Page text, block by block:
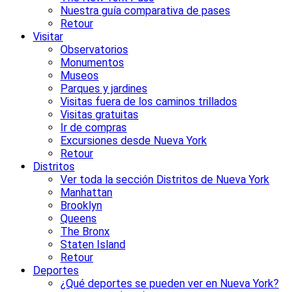
Nuestra guía comparativa de pases
Retour
Visitar
Observatorios
Monumentos
Museos
Parques y jardines
Visitas fuera de los caminos trillados
Visitas gratuitas
Ir de compras
Excursiones desde Nueva York
Retour
Distritos
Ver toda la sección Distritos de Nueva York
Manhattan
Brooklyn
Queens
The Bronx
Staten Island
Retour
Deportes
¿Qué deportes se pueden ver en Nueva York?